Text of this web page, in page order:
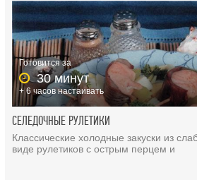
Готовится за
30 минут
+ 6 часов настаивать
СЕЛЕДОЧНЫЕ РУЛЕТИКИ
Классические холодные закуски из
виде рулетиков с острым перцем и